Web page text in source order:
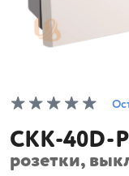
CKK-40D-
розетки,